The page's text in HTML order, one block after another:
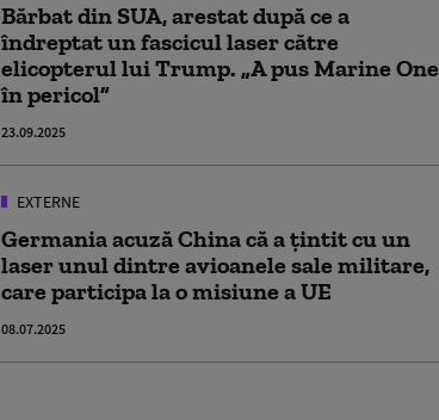
Bărbat din SUA, arestat după ce a
îndreptat un fascicul laser către
elicopterul lui Trump. „A pus Marine One
în pericol”
23.09.2025
EXTERNE
Germania acuză China că a țintit cu un
laser unul dintre avioanele sale militare,
care participa la o misiune a UE
08.07.2025